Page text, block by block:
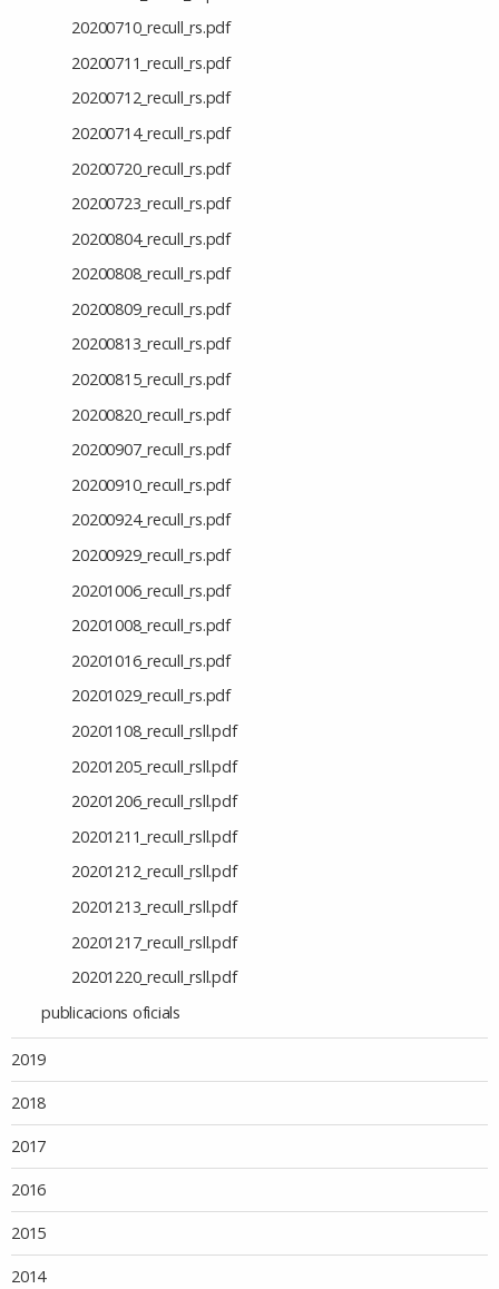
20200710_recull_rs.pdf
20200711_recull_rs.pdf
20200712_recull_rs.pdf
20200714_recull_rs.pdf
20200720_recull_rs.pdf
20200723_recull_rs.pdf
20200804_recull_rs.pdf
20200808_recull_rs.pdf
20200809_recull_rs.pdf
20200813_recull_rs.pdf
20200815_recull_rs.pdf
20200820_recull_rs.pdf
20200907_recull_rs.pdf
20200910_recull_rs.pdf
20200924_recull_rs.pdf
20200929_recull_rs.pdf
20201006_recull_rs.pdf
20201008_recull_rs.pdf
20201016_recull_rs.pdf
20201029_recull_rs.pdf
20201108_recull_rsll.pdf
20201205_recull_rsll.pdf
20201206_recull_rsll.pdf
20201211_recull_rsll.pdf
20201212_recull_rsll.pdf
20201213_recull_rsll.pdf
20201217_recull_rsll.pdf
20201220_recull_rsll.pdf
publicacions oficials
2019
2018
2017
2016
2015
2014